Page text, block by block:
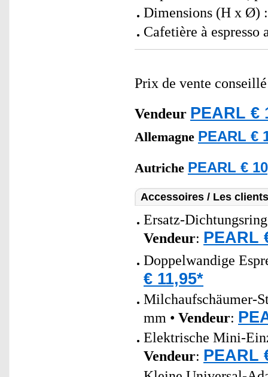
Dimensions (H x Ø)
Cafetière à
Prix de vente
Vendeur PEARL €
Allemagne PEARL €
Autriche PEARL €
Accessoires / Les
Ersatz-
Vendeur: PEARL
Doppelwandige
€ 11,95*
Milchaufschäumer-
mm • Vendeur:
Elektrische Mini-
Vendeur: PEARL